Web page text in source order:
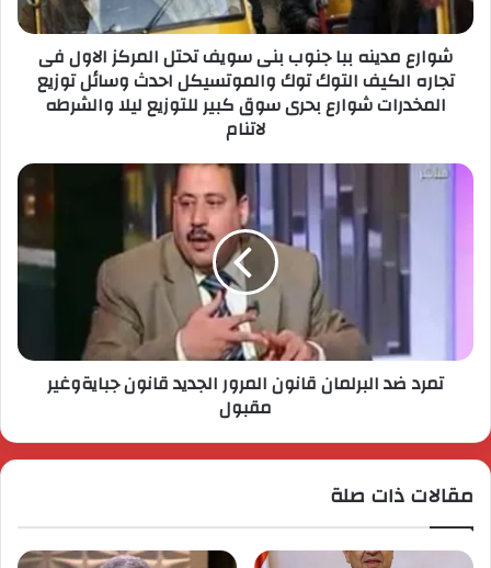
شوارع مدينه ببا جنوب بنى سويف تحتل المركز الاول فى
تجاره الكيف التوك توك والموتسيكل احدث وسائل توزيع
المخدرات شوارع بحرى سوق كبير للتوزيع ليلا والشرطه
لاتنام
تمرد ضد البرلمان قانون المرور الجديد قانون جبايةوغير
مقبول
مقالات ذات صلة